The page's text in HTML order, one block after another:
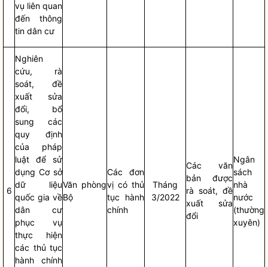
vụ liên quan
đến thông
tin dân cư
6
Nghiên
cứu, rà
soát, đề
xuất sửa
đổi, bổ
sung các
quy định
của pháp
luật để sử
dụng Cơ sở
dữ liệu
quốc gia về
dân cư
phục vụ
thực hiện
các thủ tục
hành chính
Văn phòng
Bộ
Các đơn
vị có thủ
tục hành
chính
Tháng
3/2022
Các văn
bản được
rà soát, đề
xuất sửa
đổi
Ngân
sách
nhà
nước
(thường
xuyên)